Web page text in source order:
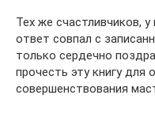
Тех же счастливчиков,
ответ совпал с
только сердечно
прочесть эту книгу для
совершенствования